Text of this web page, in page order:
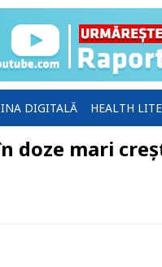
DIGITALĂ HEALTH
doze mari